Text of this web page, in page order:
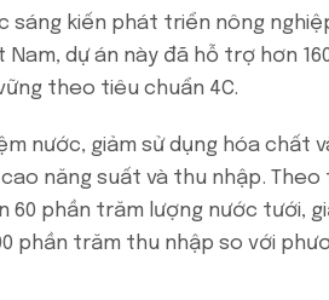
sáng kiến phát triển nông
Nam, dự án này đã hỗ trợ hơn
theo tiêu chuẩn 4C.
nước, giảm sử dụng hóa chất
năng suất và thu nhập. Theo
phần trăm lượng nước tưới,
phần trăm thu nhập so với